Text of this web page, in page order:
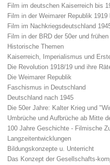
Film im deutschen Kaiserreich bis
Film in der Weimarer Republik 1919
Film im Nachkriegsdeutschland
Film in der BRD der 50er und
Historische Themen
Kaiserreich, Imperialismus und
Die Revolution 1918/19 und ihre
Die Weimarer Republik
Faschismus in Deutschland
Deutschland nach 1945
Die 50er Jahre: Kalter Krieg und
Umbrüche und Aufbrüche ab Mitte
100 Jahre Geschichte - Filmische
Langzeitentwicklungen
Bildungskonzepte u. Unterricht
Das Konzept der Gesellschafts-